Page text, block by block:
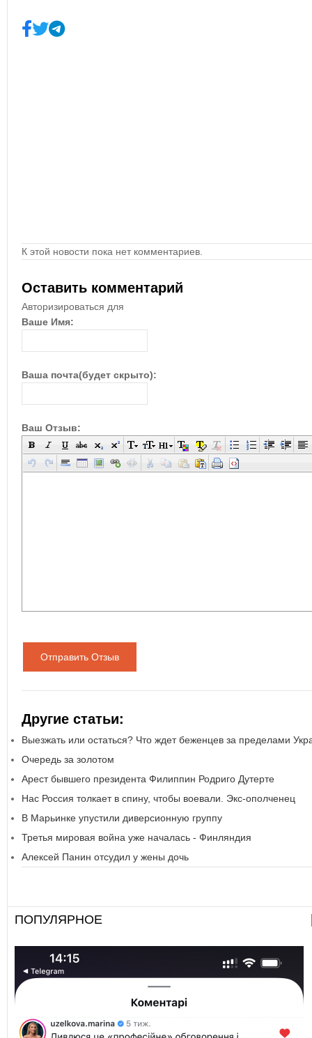
К этой новости пока нет комментариев.
Оставить комментарий
Авторизироваться для
Ваше Имя:
Ваша почта(будет скрыто):
Ваш Отзыв:
Отправить Отзыв
Другие статьи:
Выезжать или остаться? Что ждет беженцев за пределами
Очередь за золотом
Арест бывшего президента Филиппин Родриго Дутерте
Нас Россия толкает в спину, чтобы воевали. Экс-ополченец
В Марьинке упустили диверсионную группу
Третья мировая война уже началась - Финляндия
Алексей Панин отсудил у жены дочь
ПОПУЛЯРНОЕ